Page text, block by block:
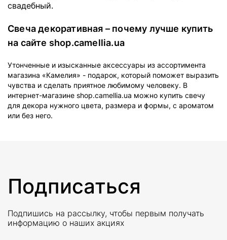
свадебный.
Свеча декоративная – почему лучше купить
на сайте shop.camellia.ua
Утонченные и изысканные аксессуары из ассортимента
магазина «Камелия» - подарок, который поможет выразить
чувства и сделать приятное любимому человеку. В
интернет-магазине shop.camellia.ua можно купить свечу
для декора нужного цвета, размера и формы, с ароматом
или без него.
Подписаться
Подпишись на рассылку, чтобы первым получать
информацию о наших акциях